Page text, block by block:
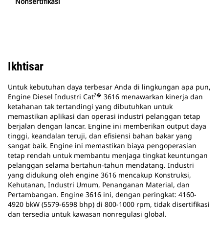
Ikhtisar
Untuk kebutuhan daya terbesar Anda di lingkungan apa pun,
Engine Diesel Industri Cat?� 3616 menawarkan kinerja dan
ketahanan tak tertandingi yang dibutuhkan untuk
memastikan aplikasi dan operasi industri pelanggan tetap
berjalan dengan lancar. Engine ini memberikan output daya
tinggi, keandalan teruji, dan efisiensi bahan bakar yang
sangat baik. Engine ini memastikan biaya pengoperasian
tetap rendah untuk membantu menjaga tingkat keuntungan
pelanggan selama bertahun-tahun mendatang. Industri
yang didukung oleh engine 3616 mencakup Konstruksi,
Kehutanan, Industri Umum, Penanganan Material, dan
Pertambangan. Engine 3616 ini, dengan peringkat: 4160-
4920 bkW (5579-6598 bhp) di 800-1000 rpm, tidak disertifikasi
dan tersedia untuk kawasan nonregulasi global.